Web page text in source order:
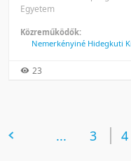
Egyetem
Közreműködők:
Nemerkényiné Hidegkuti
23
... 3 4